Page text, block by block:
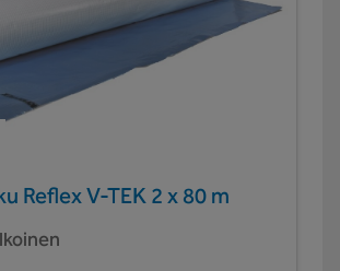
Reflex V-TEK 2 x 80 m